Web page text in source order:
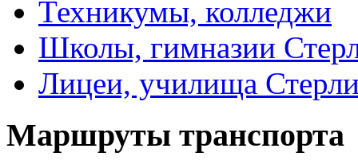
Техникумы, колледжи
Школы, гимназии
Лицеи, училища
Маршруты транспорта